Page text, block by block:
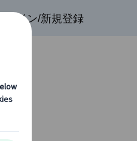
ログイン/新規登録